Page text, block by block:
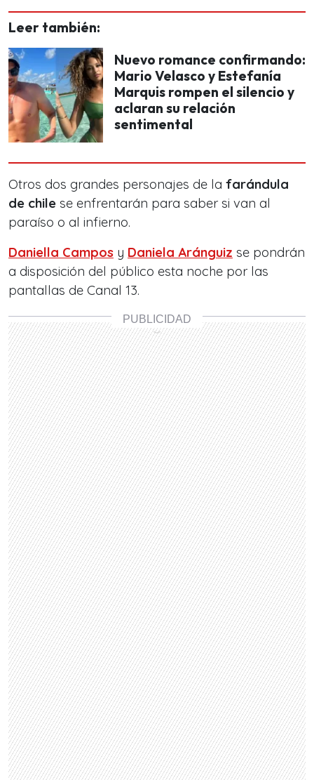
Leer también:
Nuevo romance confirmando:
Mario Velasco y Estefanía
Marquis rompen el silencio y
aclaran su relación
sentimental
Otros dos grandes personajes de la farándula
de chile se enfrentarán para saber si van al
paraíso o al infierno.
Daniella Campos y Daniela Aránguiz se pondrán
a disposición del público esta noche por las
pantallas de Canal 13.